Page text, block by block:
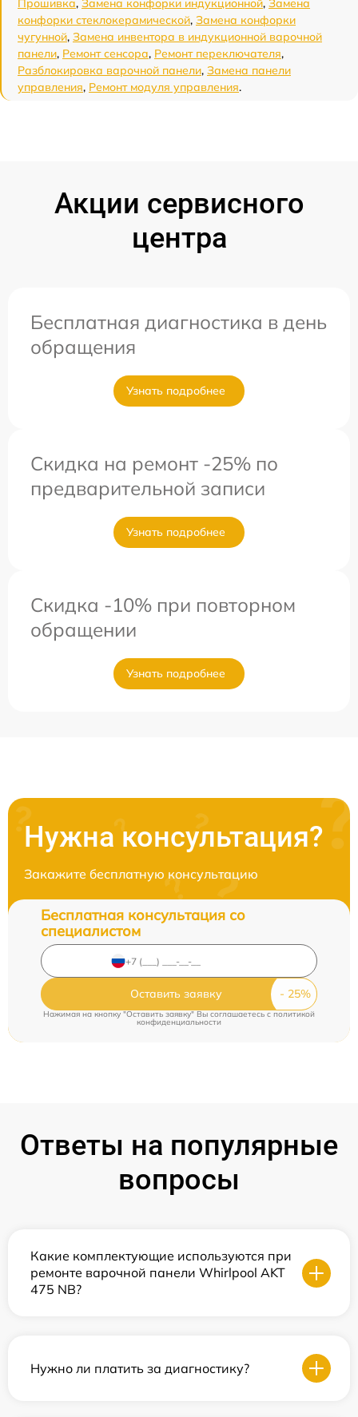
Прошивка, Замена конфорки индукционной, Замена
конфорки стеклокерамической, Замена конфорки
чугунной, Замена инвентора в индукционной варочной
панели, Ремонт сенсора, Ремонт переключателя,
Разблокировка варочной панели, Замена панели
управления, Ремонт модуля управления.
Акции сервисного
центра
Бесплатная диагностика в день
обращения
Узнать подробнее
Скидка на ремонт -25% по
предварительной записи
Узнать подробнее
Скидка -10% при повторном
обращении
Узнать подробнее
Нужна консультация?
Закажите бесплатную консультацию
Бесплатная консультация со
специалистом
Оставить заявку
Нажимая на кнопку "Оставить заявку" Вы соглашаетесь c политикой
конфиденциальности
Ответы на популярные
вопросы
Какие комплектующие используются при
ремонте варочной панели Whirlpool AKT
475 NB?
Нужно ли платить за диагностику?